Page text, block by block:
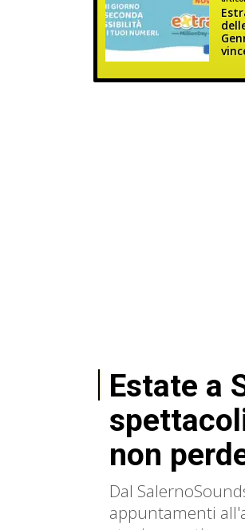
Estate a
non
Dal
appuntamenti